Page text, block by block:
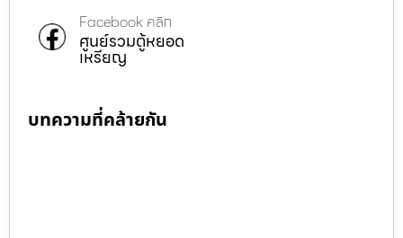
Facebook คลิก
ศูนย์รวมตู้หยอด
เหรียญ
บทความที่คล้ายกัน